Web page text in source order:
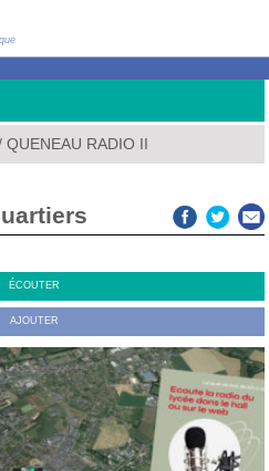
QUENEAU RADIO II
ÉCOUTER
AJOUTER